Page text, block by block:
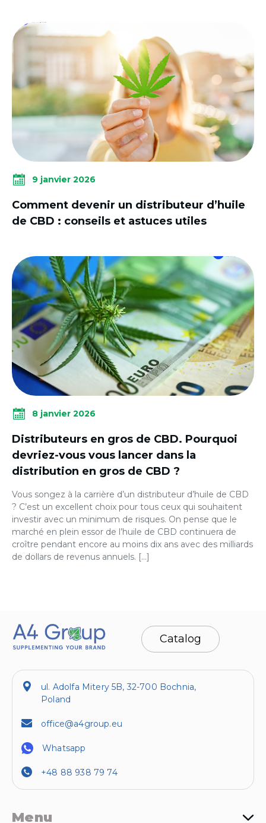
9 janvier 2026
Comment devenir un distributeur d’huile
de CBD : conseils et astuces utiles
8 janvier 2026
Distributeurs en gros de CBD. Pourquoi
devriez-vous vous lancer dans la
distribution en gros de CBD ?
Vous songez à la carrière d’un distributeur d’huile de CBD
? C’est un excellent choix pour tous ceux qui souhaitent
investir avec un minimum de risques. On pense que le
marché en plein essor de l’huile de CBD continuera de
croître pendant encore au moins dix ans avec des milliards
de dollars de revenus annuels. […]
Catalog
ul. Adolfa Mitery 5B, 32-700 Bochnia,
Poland
office@a4group.eu
Whatsapp
+48 88 938 79 74
Menu